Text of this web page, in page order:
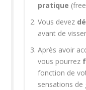
pratique
Vous devez
avant de
Après avoir
vous pourrez
fonction de
sensations de